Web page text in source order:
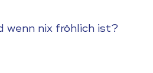
wenn nix fröhlich ist?